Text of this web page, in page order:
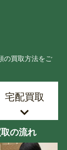
の買取方法をご
宅配買取
の流れ